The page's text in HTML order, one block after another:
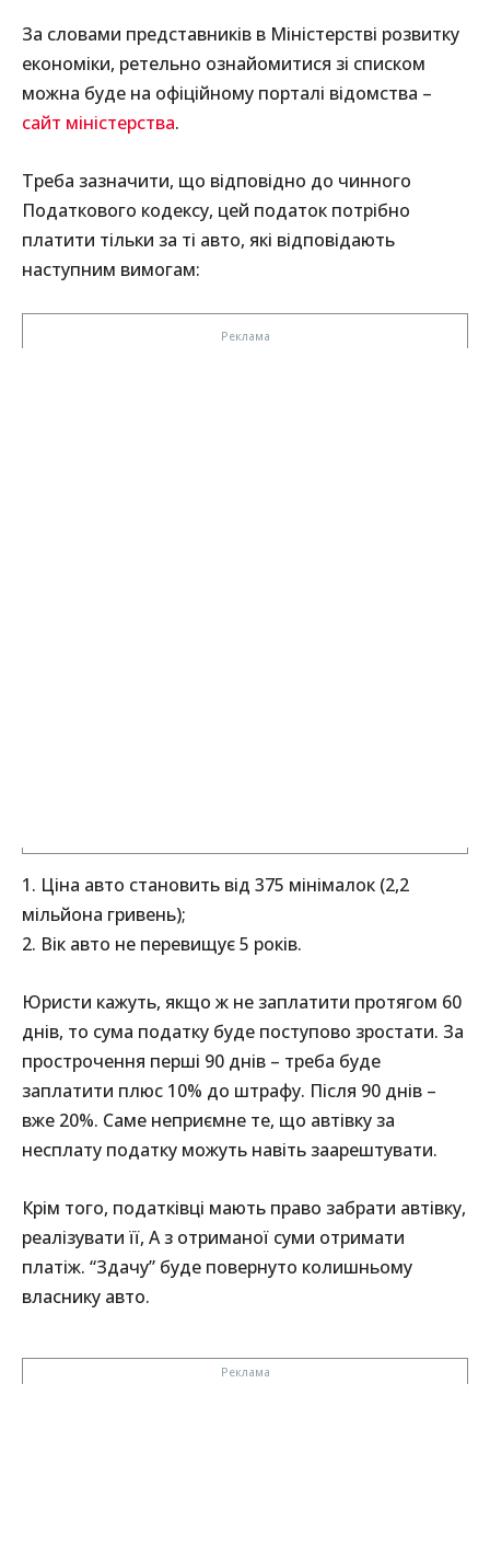
За словами представників в Міністерстві розвитку
економіки, ретельно ознайомитися зі списком
можна буде на офіційному порталі відомства –
сайт міністерства.
Треба зазначити, що відповідно до чинного
Податкового кодексу, цей податок потрібно
платити тільки за ті авто, які відповідають
наступним вимогам:
1. Ціна авто становить від 375 мінімалок (2,2
мільйона гривень);
2. Вік авто не перевищує 5 років.
Юристи кажуть, якщо ж не заплатити протягом 60
днів, то сума податку буде поступово зростати. За
прострочення перші 90 днів – треба буде
заплатити плюс 10% до штрафу. Після 90 днів –
вже 20%. Саме неприємне те, що автівку за
несплату податку можуть навіть заарештувати.
Крім того, податківці мають право забрати автівку,
реалізувати її, А з отриманої суми отримати
платіж. “Здачу” буде повернуто колишньому
власнику авто.